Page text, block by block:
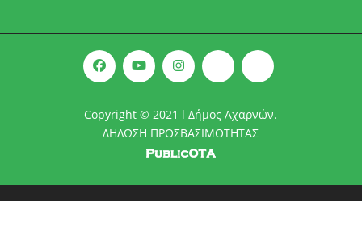
Copyright © 2021 l Δήμος Αχαρνών.
ΔΗΛΩΣΗ ΠΡΟΣΒΑΣΙΜΟΤΗΤΑΣ